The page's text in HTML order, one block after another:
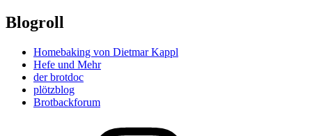
Blogroll
Homebaking von Dietmar Kappl
Hefe und Mehr
der brotdoc
plötzblog
Brotbackforum